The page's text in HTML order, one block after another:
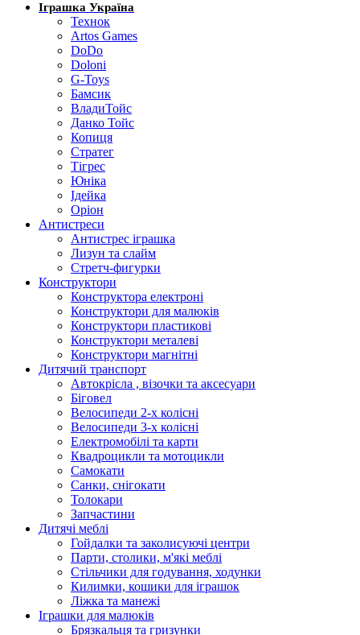
Іграшка Україна
Технок
Artos Games
DoDo
Doloni
G-Toys
Бамсик
ВладиТойс
Данко Тойс
Копиця
Стратег
Тігрес
Юніка
Ідейка
Оріон
Антистреси
Антистрес іграшка
Лизун та слайм
Стретч-фигурки
Конструктори
Конструктора електроні
Конструктори для малюків
Конструктори пластикові
Конструктори металеві
Конструктори магнітні
Дитячий транспорт
Автокрісла , візочки та аксесуари
Біговел
Велосипеди 2-х колісні
Велосипеди 3-х колісні
Електромобілі та карти
Квадроцикли та мотоцикли
Самокати
Санки, снігокати
Толокари
Запчастини
Дитячі меблі
Гойдалки та заколисуючі центри
Парти, столики, м'які меблі
Стільчики для годування, ходунки
Килимки, кошики для іграшок
Ліжка та манежі
Іграшки для малюків
Брязкальця та гризунки